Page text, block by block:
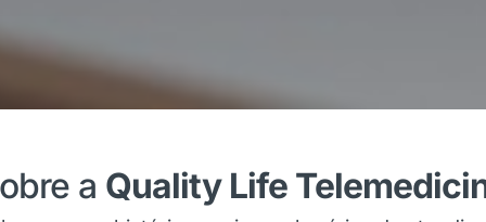
a Quality Life